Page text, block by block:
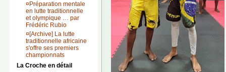
¤ Préparation mentale
en lutte traditionnelle
et olympique … par
Frédéric Rubio
¤[Archive] La lutte
traditionnelle africaine
s'offre ses premiers
championnats
La Croche en détail